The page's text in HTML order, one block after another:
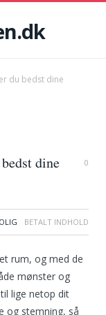
du bedst dine
dine
0
rum, og med de
mønster og
lige netop dit
og stemning, så